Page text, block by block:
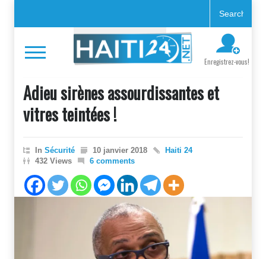
Enregistrez-vous!
Adieu sirènes assourdissantes et
vitres teintées !
In Sécurité 10 janvier 2018
Haiti 24
432 Views
6 comments